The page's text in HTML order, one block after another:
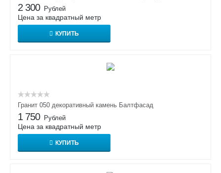
2 300 Рублей
Цена за квадратный метр
КУПИТЬ
Гранит 050 декоративный камень Балтфасад
1 750 Рублей
Цена за квадратный метр
КУПИТЬ